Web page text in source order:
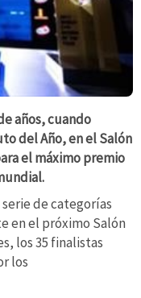
años, cuando
del Año, en el Salón
el máximo premio
de categorías
en el próximo Salón
los 35 finalistas
los